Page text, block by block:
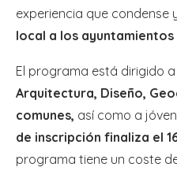
experiencia que condense
local a los
El programa está dirigido a
Arquitectura, Diseño,
comunes, así como a
de inscripción finaliza el
programa tiene un coste